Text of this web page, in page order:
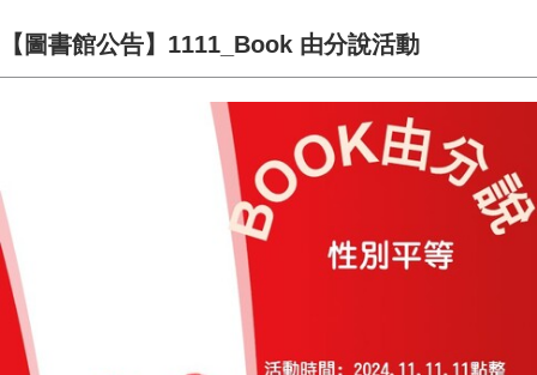
【圖書館公告】1111_Book 由分說活動